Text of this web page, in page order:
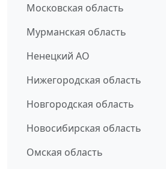
Московская область
Мурманская область
Ненецкий АО
Нижегородская область
Новгородская область
Новосибирская область
Омская область